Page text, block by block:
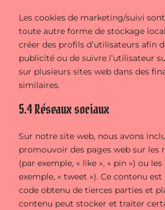
Les cookies de marketing/suivi
toute autre forme de stockage
créer des profils d’utilisateurs afin
publicité ou de suivre l’utilisateur
sur plusieurs sites web dans des
similaires.
5.4 Réseaux sociaux
Sur notre site web, nous avons
promouvoir des pages web sur les
(par exemple, « like », « pin ») ou
exemple, « tweet »). Ce contenu
code obtenu de tierces parties et
contenu peut stocker et traiter